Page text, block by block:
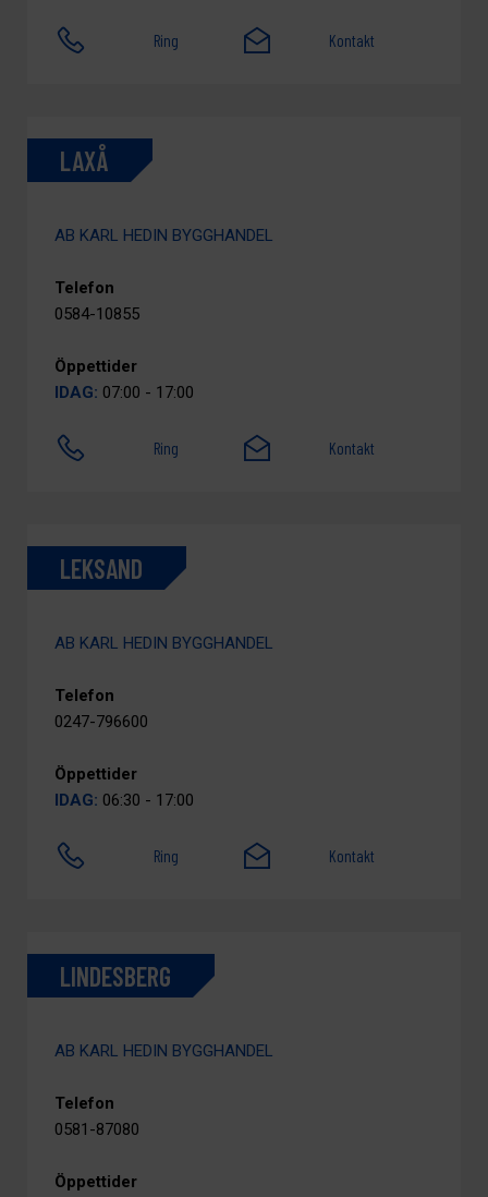
Ring Kontakt
LAXÅ
AB KARL HEDIN BYGGHANDEL
Telefon
0584-10855
Öppettider
IDAG: 07:00 - 17:00
Ring Kontakt
LEKSAND
AB KARL HEDIN BYGGHANDEL
Telefon
0247-796600
Öppettider
IDAG: 06:30 - 17:00
Ring Kontakt
LINDESBERG
AB KARL HEDIN BYGGHANDEL
Telefon
0581-87080
Öppettider